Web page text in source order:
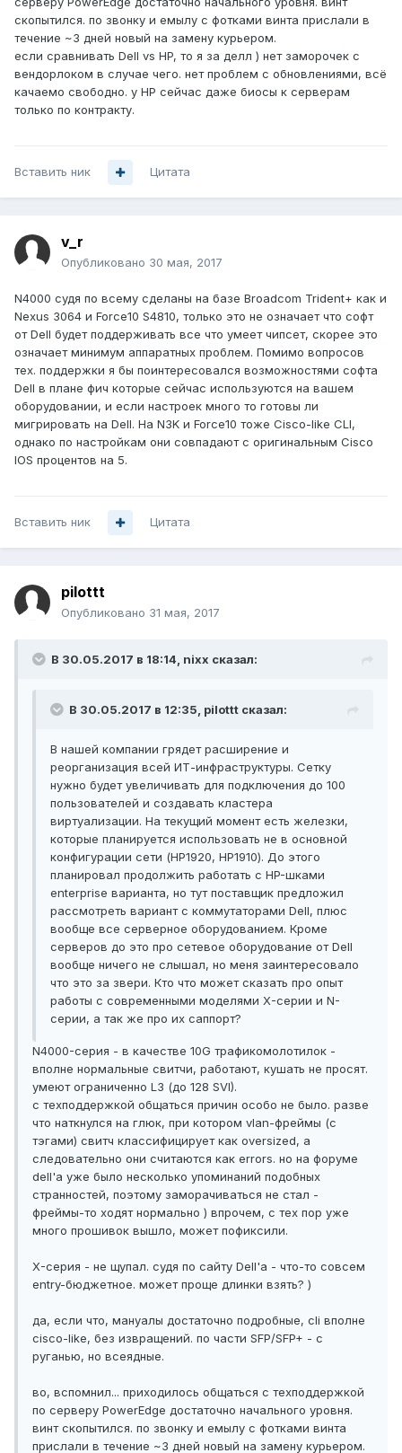
скопытился. по звонку и емылу с фотками винта прислали в
течение ~3 дней новый на замену курьером.
если сравнивать Dell vs HP, то я за делл ) нет заморочек с
вендорлоком в случае чего. нет проблем с обновлениями, всё
качаемо свободно. у HP сейчас даже биосы к серверам
только по контракту.
Вставить ник Цитата
v_r
Опубликовано 30 мая, 2017
N4000 судя по всему сделаны на базе Broadcom Trident+ как и
Nexus 3064 и Force10 S4810, только это не означает что софт
от Dell будет поддерживать все что умеет чипсет, скорее это
означает минимум аппаратных проблем. Помимо вопросов
тех. поддержки я бы поинтересовался возможностями софта
Dell в плане фич которые сейчас используются на вашем
оборудовании, и если настроек много то готовы ли
мигрировать на Dell. На N3K и Force10 тоже Cisco-like CLI,
однако по настройкам они совпадают с оригинальным Cisco
IOS процентов на 5.
Вставить ник Цитата
pilottt
Опубликовано 31 мая, 2017
В 30.05.2017 в 18:14, nixx сказал:
В 30.05.2017 в 12:35, pilottt сказал:
В нашей компании грядет расширение и
реорганизация всей ИТ-инфраструктуры. Сетку
нужно будет увеличивать для подключения до 100
пользователей и создавать кластера
виртуализации. На текущий момент есть железки,
которые планируется использовать не в основной
конфигурации сети (HP1920, HP1910). До этого
планировал продолжить работать с HP-шками
enterprise варианта, но тут поставщик предложил
рассмотреть вариант с коммутаторами Dell, плюс
вообще все серверное оборудованием. Кроме
серверов до это про сетевое оборудование от Dell
вообще ничего не слышал, но меня заинтересовало
что это за звери. Кто что может сказать про опыт
работы с современными моделями X-серии и N-
серии, а так же про их саппорт?
N4000-серия - в качестве 10G трафикомолотилок -
вполне нормальные свитчи, работают, кушать не просят.
умеют ограниченно L3 (до 128 SVI).
с техподдержкой общаться причин особо не было. разве
что наткнулся на глюк, при котором vlan-фреймы (с
тэгами) свитч классифицирует как oversized, а
следовательно они считаются как errors. но на форуме
dell'а уже было несколько упоминаний подобных
странностей, поэтому заморачиваться не стал -
фреймы-то ходят нормально ) впрочем, с тех пор уже
много прошивок вышло, может пофиксили.
X-серия - не щупал. судя по сайту Dell'а - что-то совсем
entry-бюджетное. может проще длинки взять? )
да, если что, мануалы достаточно подробные, cli вполне
cisco-like, без извращений. по части SFP/SFP+ - с
руганью, но всеядные.
во, вспомнил... приходилось общаться с техподдержкой
по серверу PowerEdge достаточно начального уровня.
винт скопытился. по звонку и емылу с фотками винта
прислали в течение ~3 дней новый на замену курьером.